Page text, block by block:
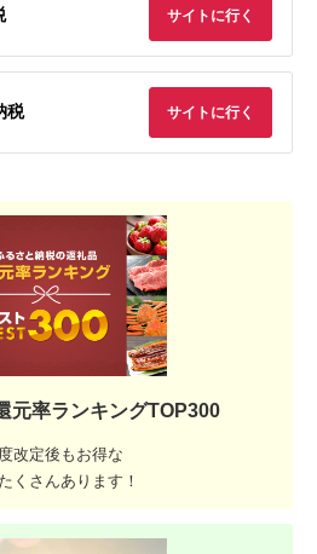
サイトに行く
税 サイトに行く
元率ランキングTOP300
改定後もお得な
くさんあります！